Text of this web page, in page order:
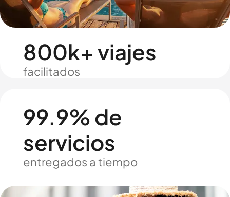
800k+ viajes
facilitados
99.9% de
servicios
entregados a tiempo